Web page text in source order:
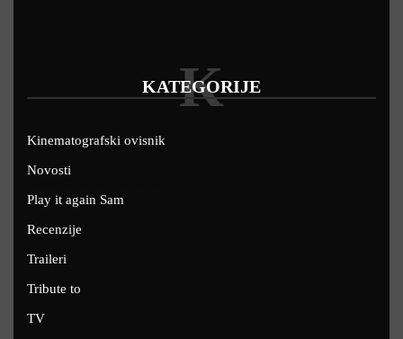
KATEGORIJE
K
Kinematografski ovisnik
Novosti
Play it again Sam
Recenzije
Traileri
Tribute to
TV